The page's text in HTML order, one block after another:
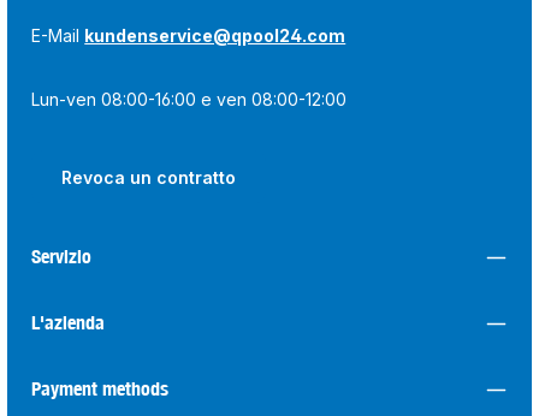
E-Mail kundenservice@qpool24.com
Lun-ven 08:00-16:00 e ven 08:00-12:00
Revoca un contratto
Servizio
L'azienda
Payment methods